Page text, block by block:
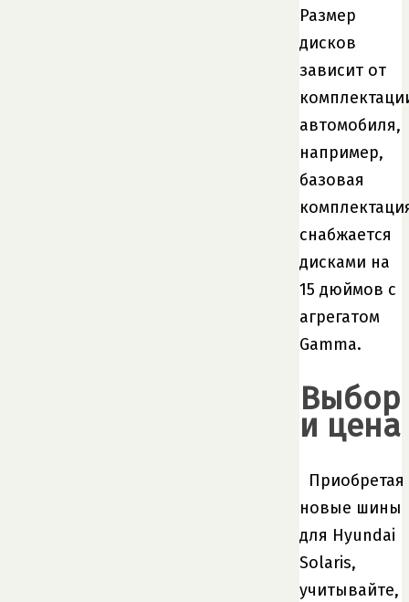
Размер
дисков
зависит от
автомобиля,
например,
базовая
снабжается
дисками на
15 дюймов с
агрегатом
Gamma.
Выбор
и цена
Приобретая
новые шины
для Hyundai
Solaris,
учитывайте,